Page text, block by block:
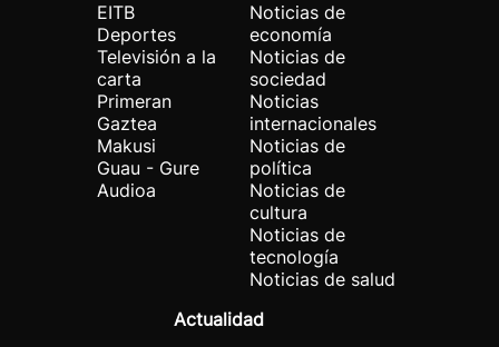
EITB
Deportes
Televisión a la
carta
Primeran
Gaztea
Makusi
Guau - Gure
Audioa
Noticias de
economía
Noticias de
sociedad
Noticias
internacionales
Noticias de
política
Noticias de
cultura
Noticias de
tecnología
Noticias de salud
Actualidad